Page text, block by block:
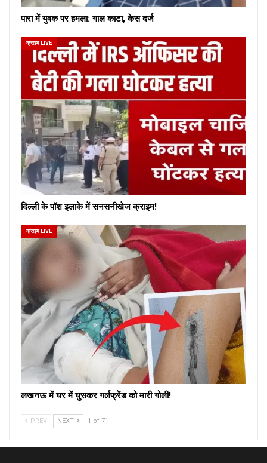
पारा में युवक पर हमला: गाल काटा, केस दर्ज
क्राइम LIVE
दिल्ली के पॉश इलाके में सनसनीखेज क्राइम!
क्राइम LIVE
लखनऊ में घर में घुसकर गर्लफ्रेंड को मारी गोली!
PREV NEXT 1 of 71